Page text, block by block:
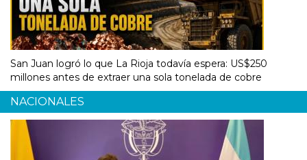
San Juan logró lo que La Rioja todavía espera: US$250
millones antes de extraer una sola tonelada de cobre
NACIONALES